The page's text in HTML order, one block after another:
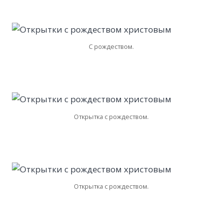
С рождеством.
Открытка с рождеством.
Открытка с рождеством.